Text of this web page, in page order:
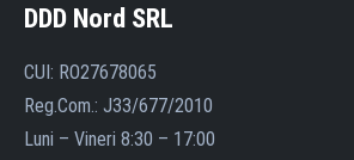
DDD Nord SRL
CUI: RO27678065
Reg.Com.: J33/677/2010
Luni – Vineri 8:30 – 17:00